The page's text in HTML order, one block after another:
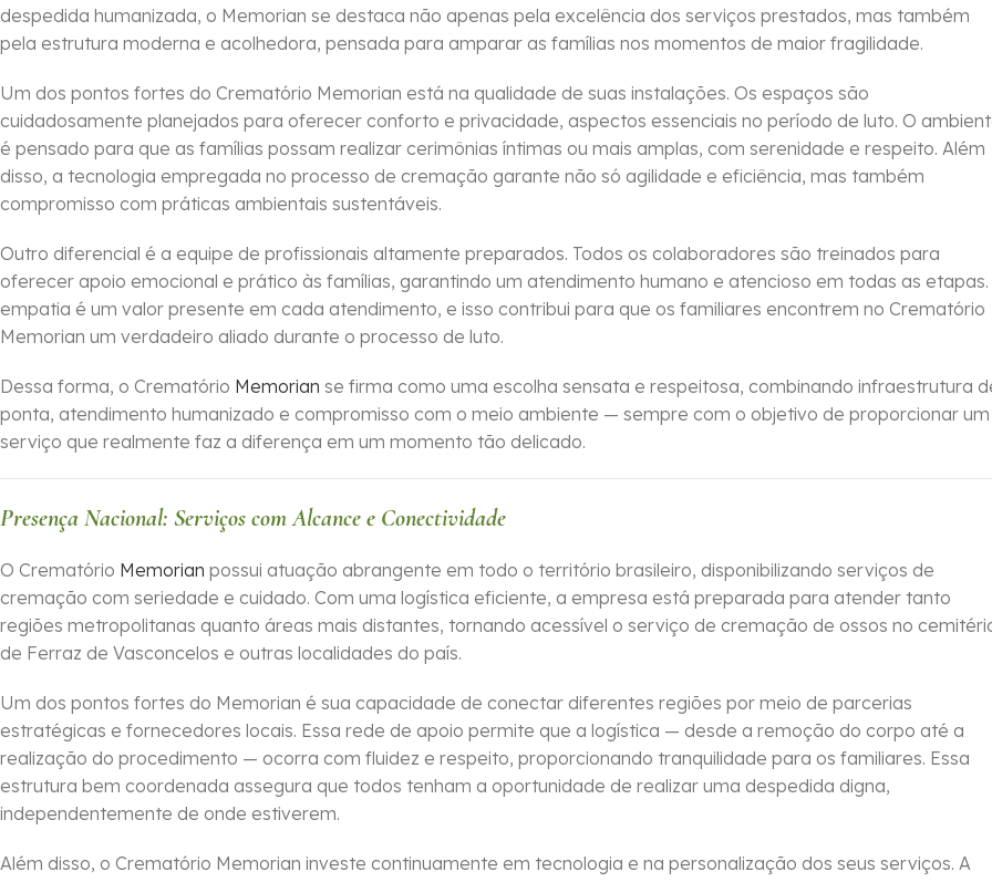
despedida humanizada, o Memorian se destaca não apenas pela excelência dos serviços prestados, mas também
pela estrutura moderna e acolhedora, pensada para amparar as famílias nos momentos de maior fragilidade.
Um dos pontos fortes do Crematório Memorian está na qualidade de suas instalações. Os espaços são
cuidadosamente planejados para oferecer conforto e privacidade, aspectos essenciais no período de luto. O
é pensado para que as famílias possam realizar cerimônias íntimas ou mais amplas, com serenidade e respeito. Além
disso, a tecnologia empregada no processo de cremação garante não só agilidade e eficiência, mas também
compromisso com práticas ambientais sustentáveis.
Outro diferencial é a equipe de profissionais altamente preparados. Todos os colaboradores são treinados para
oferecer apoio emocional e prático às famílias, garantindo um atendimento humano e atencioso em todas as etapas.
empatia é um valor presente em cada atendimento, e isso contribui para que os familiares encontrem no Crematório
Memorian um verdadeiro aliado durante o processo de luto.
Dessa forma, o Crematório Memorian se firma como uma escolha sensata e respeitosa, combinando infraestrutura
ponta, atendimento humanizado e compromisso com o meio ambiente — sempre com o objetivo de proporcionar um
serviço que realmente faz a diferença em um momento tão delicado.
Presença Nacional: Serviços com Alcance e Conectividade
O Crematório Memorian possui atuação abrangente em todo o território brasileiro, disponibilizando serviços de
cremação com seriedade e cuidado. Com uma logística eficiente, a empresa está preparada para atender tanto
regiões metropolitanas quanto áreas mais distantes, tornando acessível o serviço de cremação de ossos no
de Ferraz de Vasconcelos e outras localidades do país.
Um dos pontos fortes do Memorian é sua capacidade de conectar diferentes regiões por meio de parcerias
estratégicas e fornecedores locais. Essa rede de apoio permite que a logística — desde a remoção do corpo até a
realização do procedimento — ocorra com fluidez e respeito, proporcionando tranquilidade para os familiares. Essa
estrutura bem coordenada assegura que todos tenham a oportunidade de realizar uma despedida digna,
independentemente de onde estiverem.
Além disso, o Crematório Memorian investe continuamente em tecnologia e na personalização dos seus serviços. A